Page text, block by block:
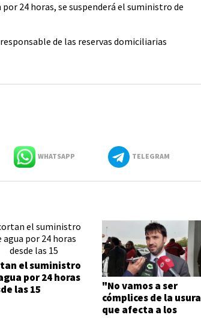
24 horas, se suspenderá el suministro de
de las reservas domiciliarias
WHATSAPP TELEGRAM
el suministro
por 24 horas
las 15
"No vamos a ser
cómplices de la usura
que afecta a los